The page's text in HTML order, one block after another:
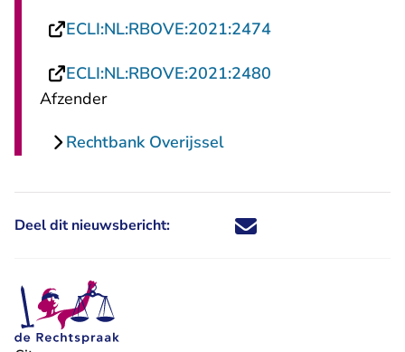
ECLI:NL:RBOVE:2021:2474- U verlaat
ECLI:NL:RBOVE:2021:2480
Afzender
Rechtbank Overijssel
Deel dit nieuwsbericht: Deel dit nieuwsbericht via X -
Deel dit nieuwsbericht via
Deel dit nieuwsbericht
Deel dit